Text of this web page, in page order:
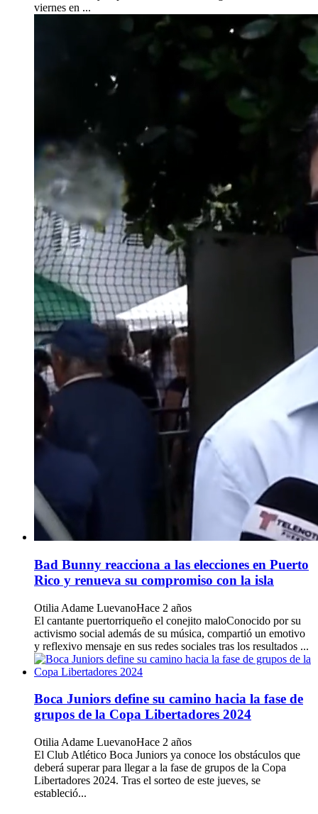
viernes en ...
Bad Bunny reacciona a las elecciones en Puerto
Rico y renueva su compromiso con la isla
Otilia Adame LuevanoHace 2 años
El cantante puertorriqueño el conejito maloConocido por su
activismo social además de su música, compartió un emotivo
y reflexivo mensaje en sus redes sociales tras los resultados ...
Boca Juniors define su camino hacia la fase de
grupos de la Copa Libertadores 2024
Otilia Adame LuevanoHace 2 años
El Club Atlético Boca Juniors ya conoce los obstáculos que
deberá superar para llegar a la fase de grupos de la Copa
Libertadores 2024. Tras el sorteo de este jueves, se
estableció...